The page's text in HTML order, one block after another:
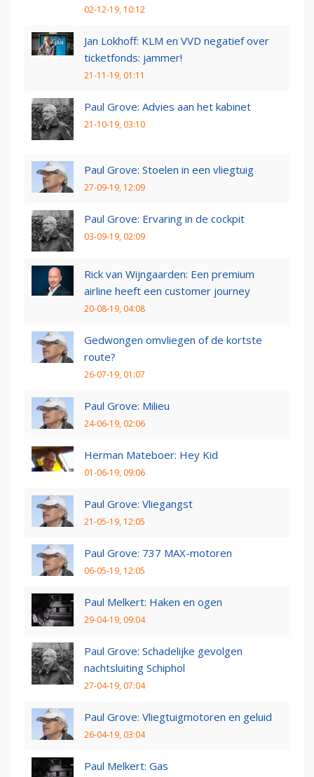
02-12-19, 10:12
Jan Lokhoff: KLM en VVD negatief over
ticketfonds: jammer!
21-11-19, 01:11
Paul Grove: Advies aan het kabinet
21-10-19, 03:10
Paul Grove: Stoelen in een vliegtuig
27-09-19, 12:09
Paul Grove: Ervaring in de cockpit
03-09-19, 02:09
Rick van Wijngaarden: Een premium
airline heeft een customer journey
20-08-19, 04:08
Gedwongen omvliegen of de kortste
route?
26-07-19, 01:07
Paul Grove: Milieu
24-06-19, 02:06
Herman Mateboer: Hey Kid
01-06-19, 09:06
Paul Grove: Vliegangst
21-05-19, 12:05
Paul Grove: 737 MAX-motoren
06-05-19, 12:05
Paul Melkert: Haken en ogen
29-04-19, 09:04
Paul Grove: Schadelijke gevolgen
nachtsluiting Schiphol
27-04-19, 07:04
Paul Grove: Vliegtuigmotoren en geluid
26-04-19, 03:04
Paul Melkert: Gas